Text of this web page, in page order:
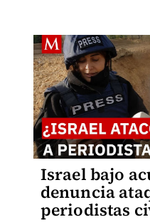
Israel bajo
denuncia
periodistas